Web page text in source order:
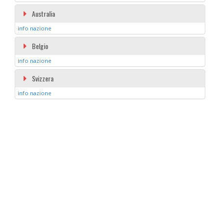
Australia
info nazione
Belgio
info nazione
Svizzera
info nazione